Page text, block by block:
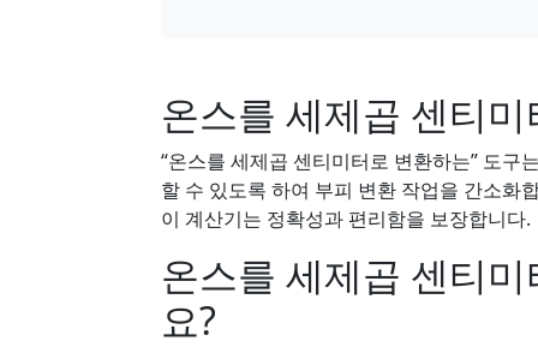
온스를 세제곱 센티
“온스를 세제곱 센티미터로 변환하는” 도
할 수 있도록 하여 부피 변환 작업을 간소화
이 계산기는 정확성과 편리함을 보장합니다.
온스를 세제곱 센티
요?